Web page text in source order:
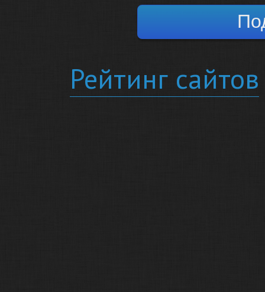
Рейтинг сайтов